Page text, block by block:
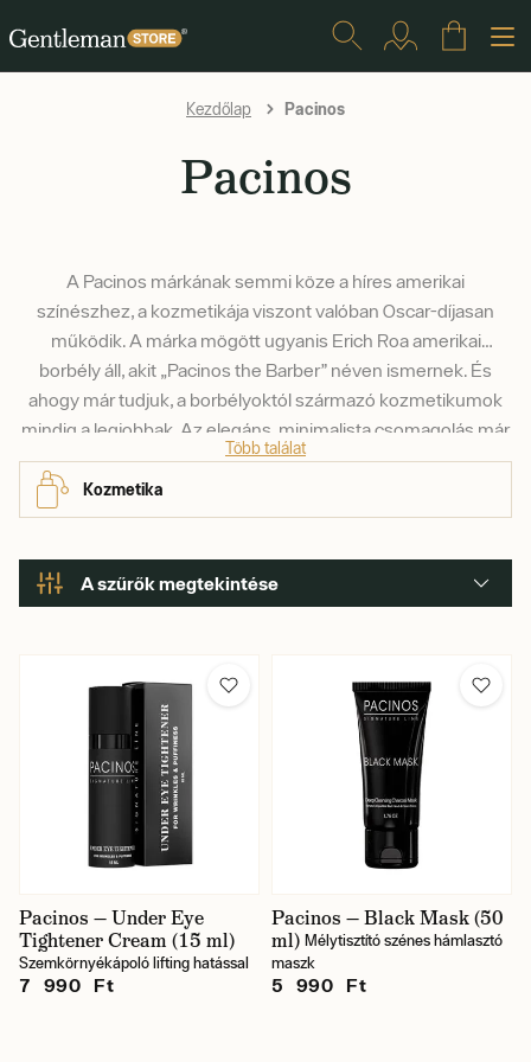
Kezdőlap Pacinos
Pacinos
A Pacinos márkának semmi köze a híres amerikai
színészhez, a kozmetikája viszont valóban Oscar-díjasan
működik. A márka mögött ugyanis Erich Roa amerikai
borbély áll, akit „Pacinos the Barber” néven ismernek. És
ahogy már tudjuk, a borbélyoktól származó kozmetikumok
mindig a legjobbak. Az elegáns, minimalista csomagolás már
csak hab a tortán.
Több találat
Kozmetika
A szűrők megtekintése
Pacinos — Under Eye
Tightener Cream (15 ml)
Szemkörnyékápoló lifting hatással
7 990 Ft
Pacinos — Black Mask (50
ml) Mélytisztító szénes hámlasztó
maszk
5 990 Ft